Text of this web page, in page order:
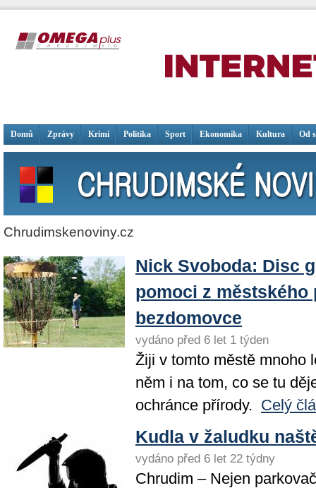
Domů Zprávy Krimi Politika Sport Ekonomika Kultura Od
Chrudimskenoviny.cz
Nick Svoboda: Disc
pomoci z městského
bezdomovce
vydáno před 6 let 1 týden
Žiji v tomto městě mnoho
něm i na tom, co se tu
ochránce přírody. Celý
Kudla v žaludku
vydáno před 6 let 22 týdny
Chrudim – Nejen